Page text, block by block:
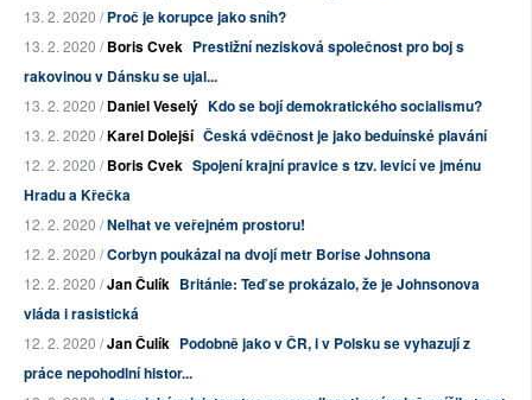
13. 2. 2020 /Proč je korupce jako sníh?
13. 2. 2020 /Boris Cvek Prestižní nezisková společnost pro boj s
rakovinou v Dánsku se ujal...
13. 2. 2020 /Daniel Veselý Kdo se bojí demokratického socialismu?
13. 2. 2020 /Karel Dolejší Česká vděčnost je jako beduínské plavání
12. 2. 2020 /Boris Cvek Spojení krajní pravice s tzv. levicí ve jménu
Hradu a Křečka
12. 2. 2020 /Nelhat ve veřejném prostoru!
12. 2. 2020 /Corbyn poukázal na dvojí metr Borise Johnsona
12. 2. 2020 /Jan Čulík Británie: Teď se prokázalo, že je Johnsonova
vláda i rasistická
12. 2. 2020 /Jan Čulík Podobně jako v ČR, i v Polsku se vyhazují z
práce nepohodlní histor...